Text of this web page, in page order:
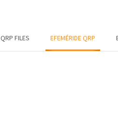
QRP FILES EFEMÉRIDE QRP